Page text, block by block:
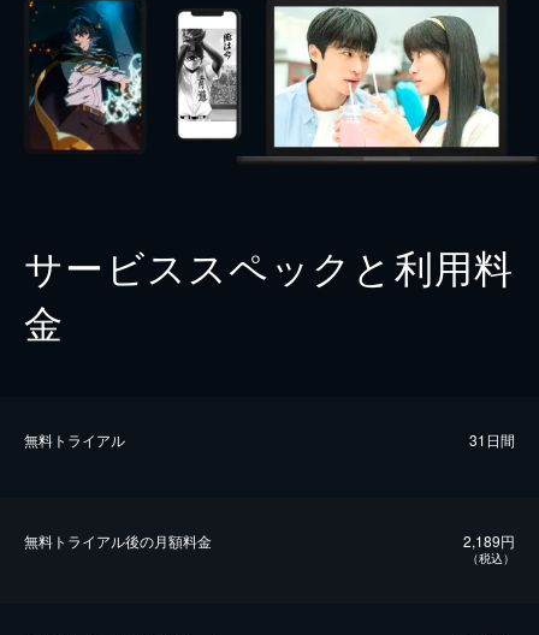
サービススペックと利用料
金
無料トライアル 31日間
無料トライアル後の⽉額料金 2,189円
（税込）